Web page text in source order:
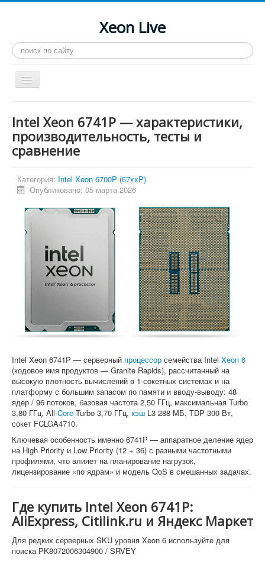
Xeon Live
Искать...
Toggle
Navigation
LGA 2011-3
LGA 2011
Инструкции
Рейтинги
Конференция
Системные программы
Софт
Intel Xeon 6741P — характеристики,
производительность, тесты и
сравнение
Категория: Intel Xeon 6700P (67xxP)
Опубликовано: 05 марта 2026
Intel Xeon 6741P — серверный процессор семейства Intel Xeon 6
(кодовое имя продуктов — Granite Rapids), рассчитанный на
высокую плотность вычислений в 1-сокетных системах и на
платформу с большим запасом по памяти и вводу-выводу: 48
ядер / 96 потоков, базовая частота 2,50 ГГц, максимальная Turbo
3,80 ГГц, All-Core Turbo 3,70 ГГц, кэш L3 288 МБ, TDP 300 Вт,
сокет FCLGA4710.
Ключевая особенность именно 6741P — аппаратное деление ядер
на High Priority и Low Priority (12 + 36) с разными частотными
профилями, что влияет на планирование нагрузок,
лицензирование «по ядрам» и модель QoS в смешанных задачах.
Где купить Intel Xeon 6741P:
AliExpress, Citilink.ru и Яндекс Маркет
Для редких серверных SKU уровня Xeon 6 используйте для
поиска PK8072006304900 / SRVEY